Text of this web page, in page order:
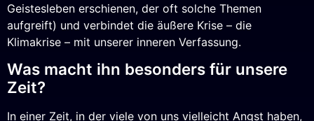
Geistesleben erschienen, der oft solche Themen
aufgreift) und verbindet die äußere Krise – die
Klimakrise – mit unserer inneren Verfassung.
Was macht ihn besonders für unsere
Zeit?
In einer Zeit, in der viele von uns vielleicht Angst haben,